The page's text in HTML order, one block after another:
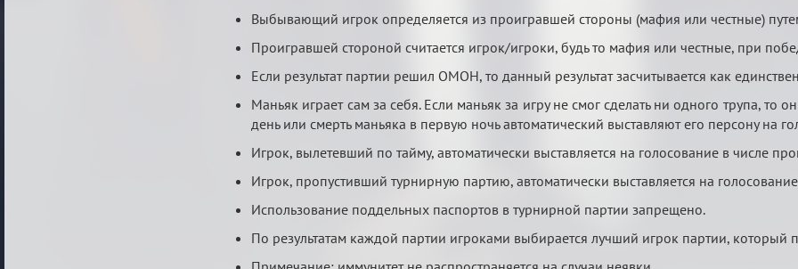
Выбывающий игрок определяется из проигравшей стороны (мафия или честные)
Проигравшей стороной считается игрок/игроки, будь то мафия или честные, при
Если результат партии решил ОМОН, то данный результат засчитывается как
Маньяк играет сам за себя. Если маньяк за игру не смог сделать ни одного трупа,
день или смерть маньяка в первую ночь автоматический выставляют его персону на
Игрок, вылетевший по тайму, автоматически выставляется на голосование в числе
Игрок, пропустивший турнирную партию, автоматически выставляется на
Использование поддельных паспортов в турнирной партии запрещено.
По результатам каждой партии игроками выбирается лучший игрок партии,